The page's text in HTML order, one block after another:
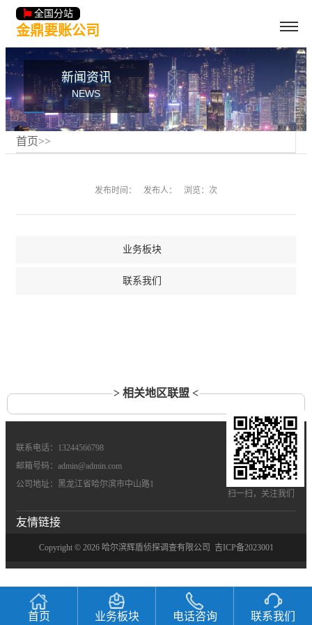
全国分站
金鼎要账公司
新闻资讯
NEWS
首页>>
发布时间： 发布人： 浏览：次
业务板块
联系我们
> 相关地区联盟 <
联系电话：13244566798
邮箱号码：admin@admin.com
公司地址：黑龙江省哈尔滨市中山路1
扫一扫，关注我们
友情链接
Copyright © 2026 哈尔滨辉盾侦探调查有限公司 吉ICP备2023001
首页 业务板块 电话咨询 联系我们